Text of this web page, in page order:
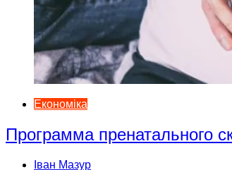
Економіка
Программа пренатального
Іван Мазур